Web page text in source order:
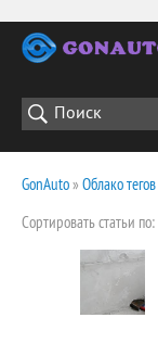
GonAuto» Облако тегов
Сортировать статьи по: